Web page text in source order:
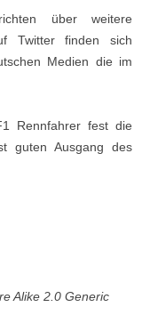
über weitere
Twitter finden sich
Medien die im
Rennfahrer fest die
guten Ausgang des
Alike 2.0 Generic